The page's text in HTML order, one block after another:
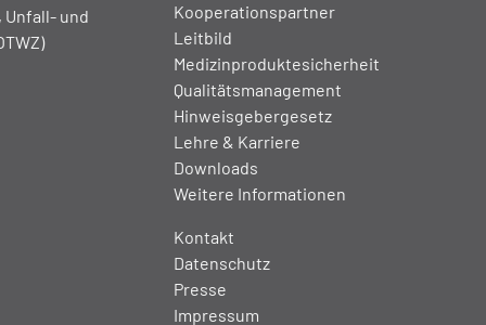
und
Kooperationspartner
Leitbild
Medizinproduktesicherheit
Qualitätsmanagement
Hinweisgebergesetz
Lehre & Karriere
Downloads
Weitere Informationen
Kontakt
Datenschutz
Presse
Impressum